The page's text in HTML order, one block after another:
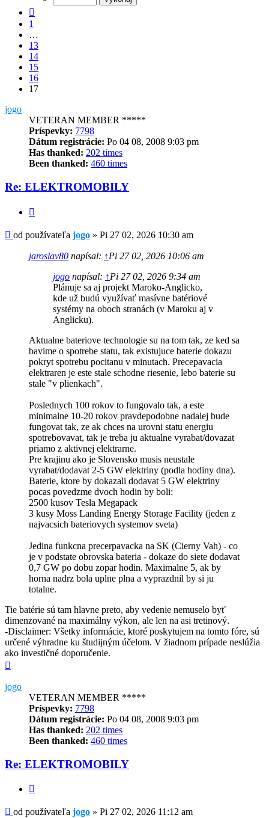
1
…
13
14
15
16
17
jogo
VETERAN MEMBER *****
Príspevky: 7798
Dátum registrácie: Po 04 08, 2008 9:03 pm
Has thanked: 202 times
Been thanked: 460 times
Re: ELEKTROMOBILY
Príspevok
od používateľa jogo » Pi 27 02, 2026 10:30 am
jaroslav80 napísal: ↑Pi 27 02, 2026 10:06 am
jogo napísal: ↑Pi 27 02, 2026 9:34 am
Plánuje sa aj projekt Maroko-Anglicko,
kde už budú využívať masívne batériové
systémy na oboch stranách (v Maroku aj v
Anglicku).
Aktualne bateriove technologie su na tom tak, ze ked sa
bavime o spotrebe statu, tak existujuce baterie dokazu
pokryt spotrebu pocitanu v minutach. Precepavacia
elektraren je este stale schodne riesenie, lebo baterie su
stale "v plienkach".
Poslednych 100 rokov to fungovalo tak, a este
minimalne 10-20 rokov pravdepodobne nadalej bude
fungovat tak, ze ak chces na urovni statu energiu
spotrebovavat, tak je treba ju aktualne vyrabat/dovazat
priamo z aktivnej elektrarne.
Pre krajinu ako je Slovensko musis neustale
vyrabat/dodavat 2-5 GW elektriny (podla hodiny dna).
Baterie, ktore by dokazali dodavat 5 GW elektriny
pocas povedzme dvoch hodin by boli:
2500 kusov Tesla Megapack
3 kusy Moss Landing Energy Storage Facility (jeden z
najvacsich bateriovych systemov sveta)
Jedina funkcna precerpavacka na SK (Cierny Vah) - co
je v podstate obrovska bateria - dokaze do siete dodavat
0,7 GW po dobu zopar hodin. Maximalne 5, ak by
horna nadrz bola uplne plna a vyprazdnil by si ju
totalne.
Tie batérie sú tam hlavne preto, aby vedenie nemuselo byť
dimenzované na maximálny výkon, ale len na asi tretinový.
-Disclaimer: Všetky informácie, ktoré poskytujem na tomto fóre, sú
určené výhradne ku študijným účelom. V žiadnom prípade neslúžia
ako investičné doporučenie.
jogo
VETERAN MEMBER *****
Príspevky: 7798
Dátum registrácie: Po 04 08, 2008 9:03 pm
Has thanked: 202 times
Been thanked: 460 times
Re: ELEKTROMOBILY
Príspevok
od používateľa jogo » Pi 27 02, 2026 11:12 am